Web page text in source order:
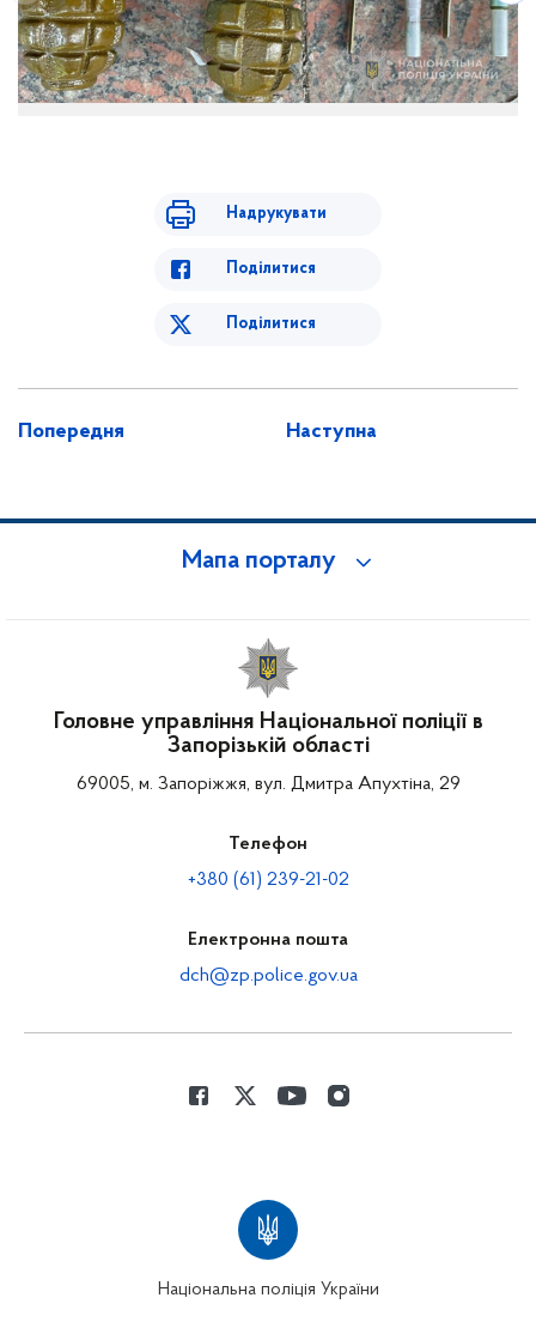
Надрукувати
Поділитися
Поділитися
Попередня Наступна
Мапа порталу
Головне управління Національної поліції в
Запорізькій області
69005, м. Запоріжжя, вул. Дмитра Апухтіна, 29
Телефон
+380 (61) 239-21-02
Електронна пошта
dch@zp.police.gov.ua
Національна поліція України